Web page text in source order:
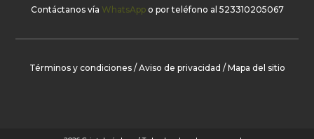
Contáctanos vía WhatsApp o por teléfono al 523310205067
Términos y condiciones/Aviso de privacidad /Mapa del sitio